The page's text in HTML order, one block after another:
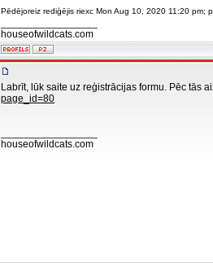
Pēdējoreiz rediģējis riexc Mon Aug 10, 2020 11:20 pm;
houseofwildcats.com
Labrīt, lūk saite uz reģistrācijas formu. Pēc tās
page_id=80
houseofwildcats.com